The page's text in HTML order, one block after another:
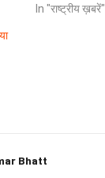
In "राष्ट्रीय ख़बरें"
Bhatt